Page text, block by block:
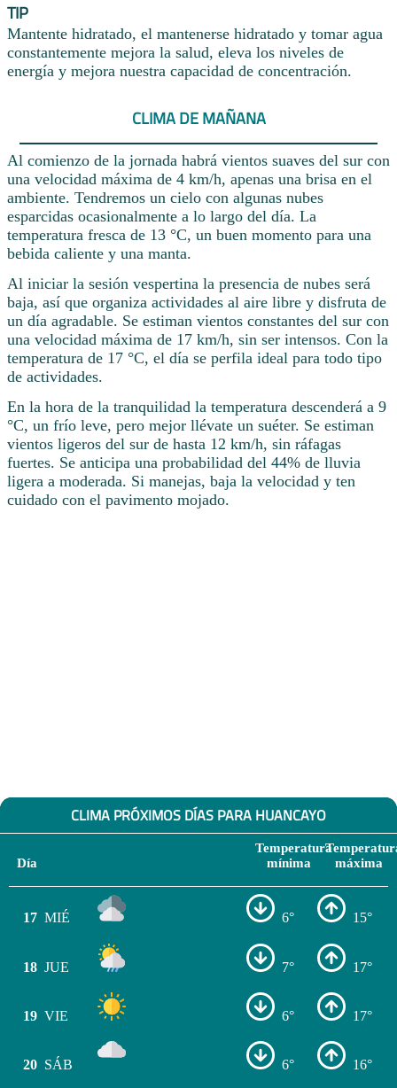
TIP
Mantente hidratado, el mantenerse hidratado y tomar agua
constantemente mejora la salud, eleva los niveles de
energía y mejora nuestra capacidad de concentración.
CLIMA DE MAÑANA
Al comienzo de la jornada habrá vientos suaves del sur con
una velocidad máxima de 4 km/h, apenas una brisa en el
ambiente. Tendremos un cielo con algunas nubes
esparcidas ocasionalmente a lo largo del día. La
temperatura fresca de 13 °C, un buen momento para una
bebida caliente y una manta.
Al iniciar la sesión vespertina la presencia de nubes será
baja, así que organiza actividades al aire libre y disfruta de
un día agradable. Se estiman vientos constantes del sur con
una velocidad máxima de 17 km/h, sin ser intensos. Con la
temperatura de 17 °C, el día se perfila ideal para todo tipo
de actividades.
En la hora de la tranquilidad la temperatura descenderá a 9
°C, un frío leve, pero mejor llévate un suéter. Se estiman
vientos ligeros del sur de hasta 12 km/h, sin ráfagas
fuertes. Se anticipa una probabilidad del 44% de lluvia
ligera a moderada. Si manejas, baja la velocidad y ten
cuidado con el pavimento mojado.
CLIMA PRÓXIMOS DÍAS PARA HUANCAYO
Día
Temperatura
mínima
máxima
17 MIÉ 6° 15°
18 JUE 7° 17°
19 VIE 6° 17°
20 SÁB 6° 16°